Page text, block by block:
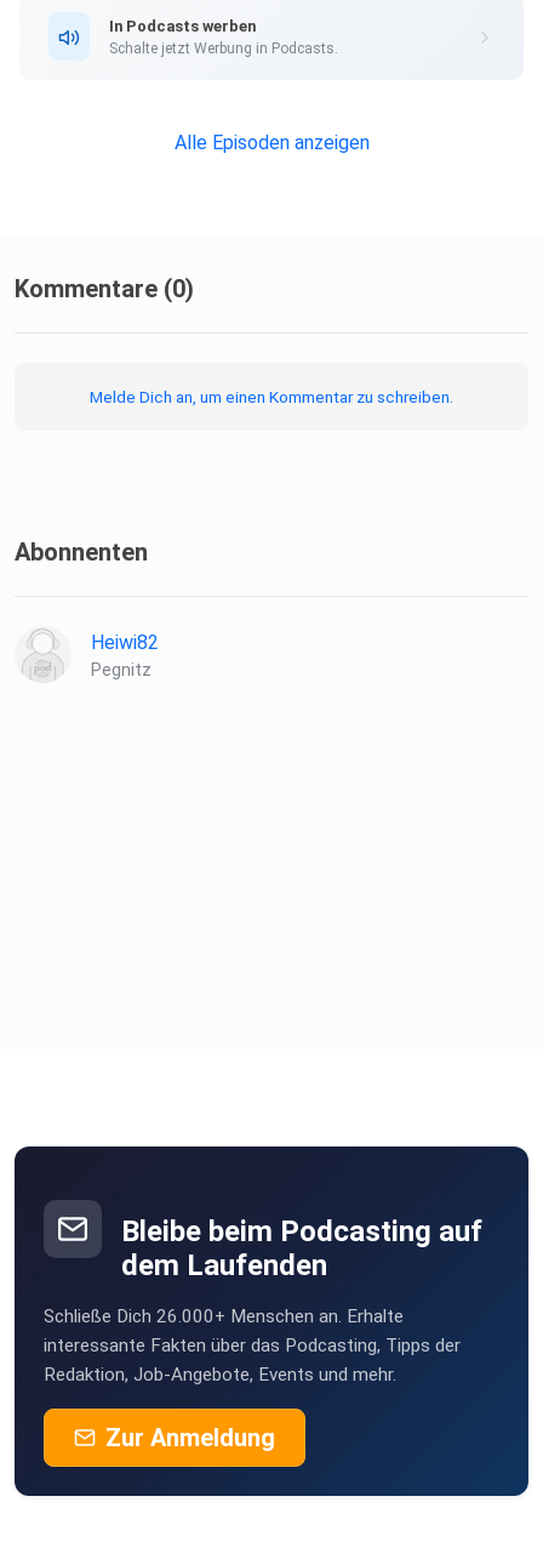
In Podcasts werben
Schalte jetzt Werbung in Podcasts.
Alle Episoden anzeigen
Kommentare (0)
Melde Dich an, um einen Kommentar zu schreiben.
Abonnenten
Heiwi82
Pegnitz
Bleibe beim Podcasting auf
dem Laufenden
Schließe Dich 26.000+ Menschen an. Erhalte
interessante Fakten über das Podcasting, Tipps der
Redaktion, Job-Angebote, Events und mehr.
Zur Anmeldung